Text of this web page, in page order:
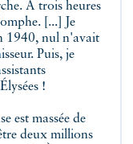
À trois heures
[...] Je
1940, nul n'avait
Puis, je
!
est massée de
deux millions